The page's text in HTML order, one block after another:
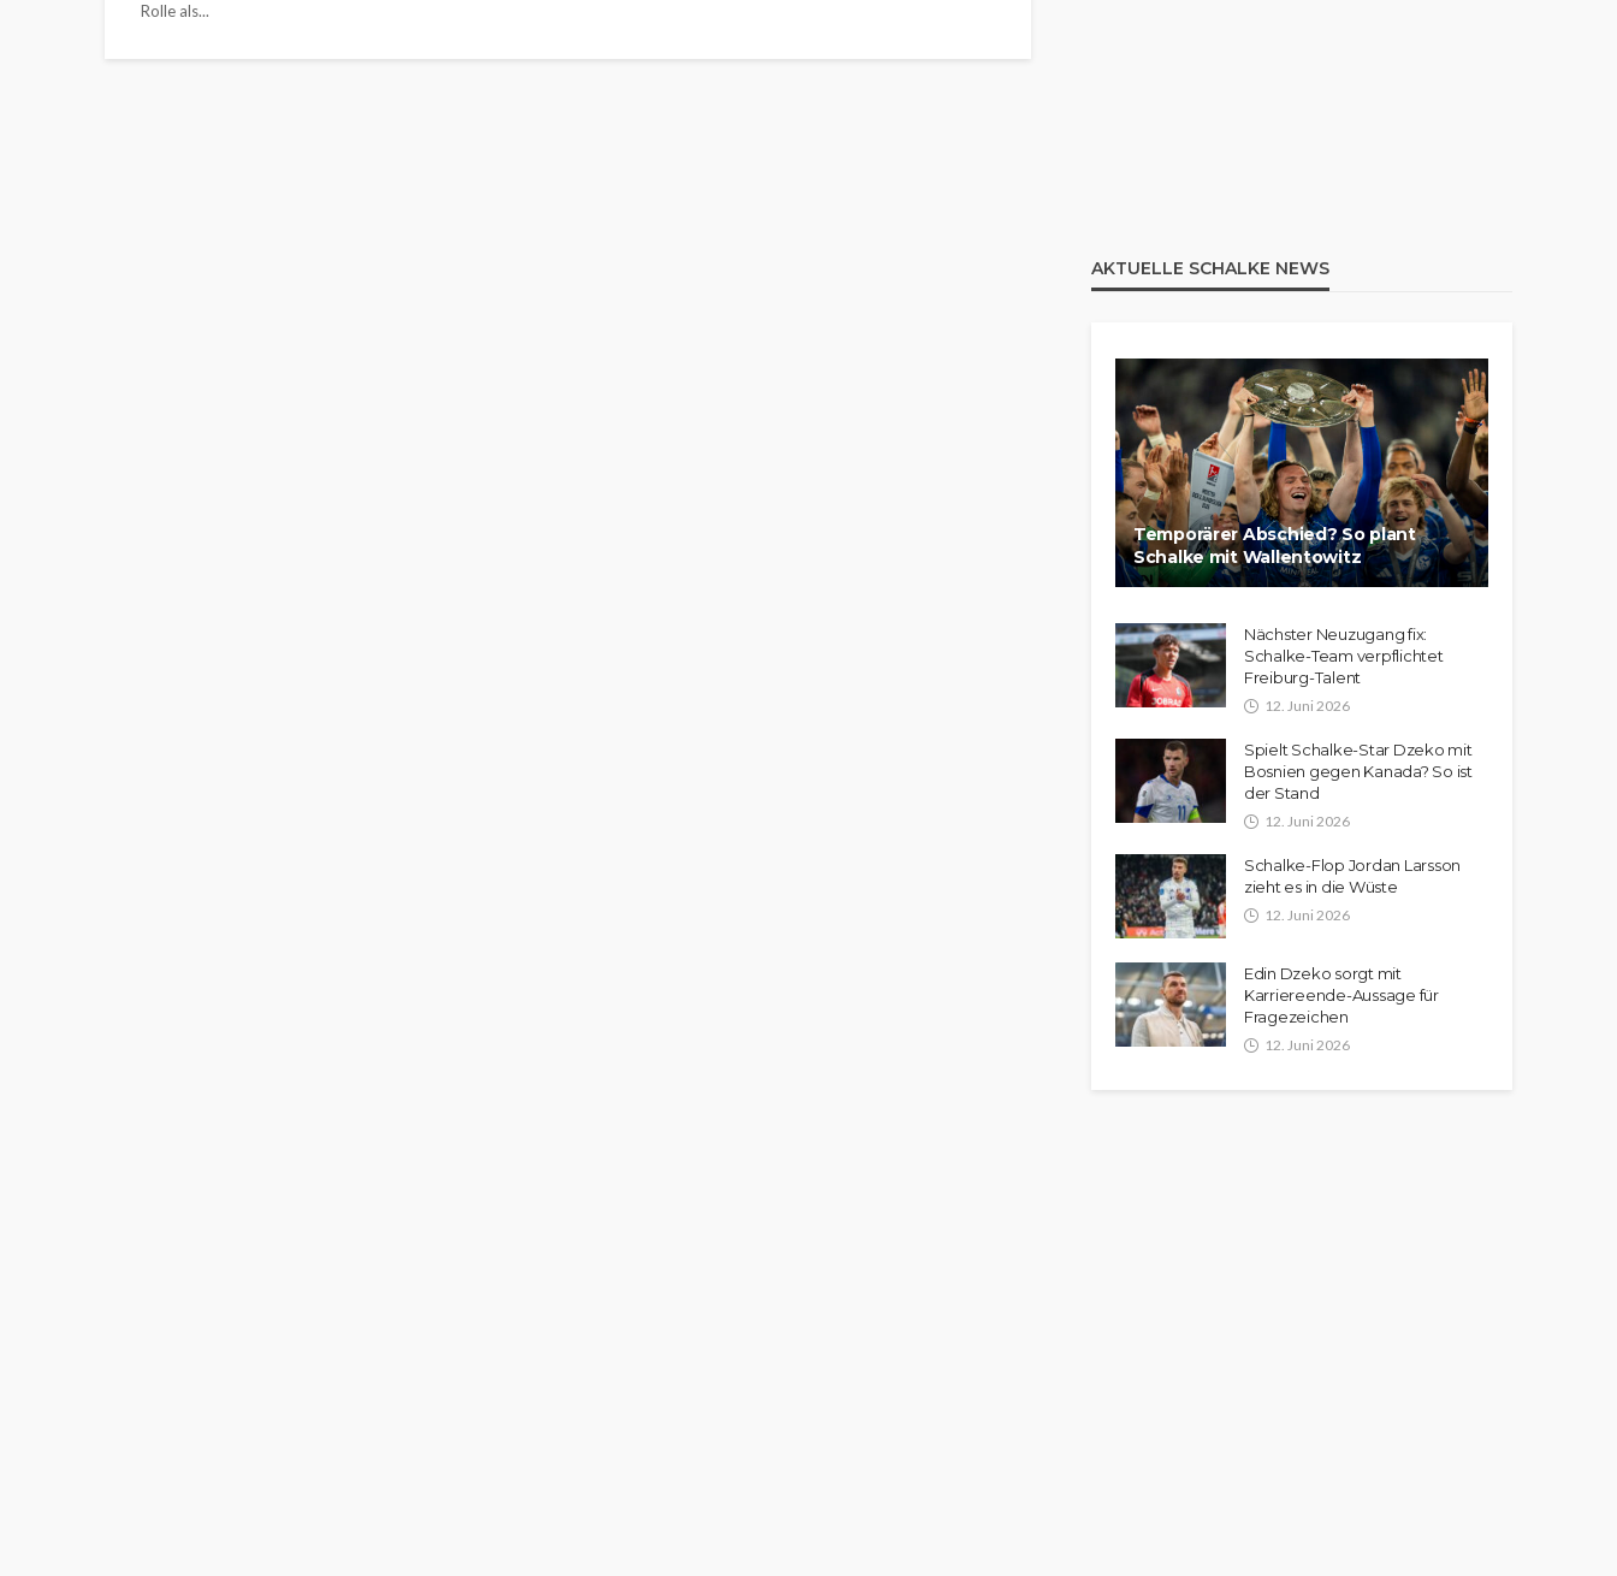
Rolle als...
AKTUELLE SCHALKE NEWS
Temporärer Abschied? So plant
Schalke mit Wallentowitz
Nächster Neuzugang fix:
Schalke-Team verpflichtet
Freiburg-Talent
12. Juni 2026
Spielt Schalke-Star Dzeko mit
Bosnien gegen Kanada? So ist
der Stand
12. Juni 2026
Schalke-Flop Jordan Larsson
zieht es in die Wüste
12. Juni 2026
Edin Dzeko sorgt mit
Karriereende-Aussage für
Fragezeichen
12. Juni 2026